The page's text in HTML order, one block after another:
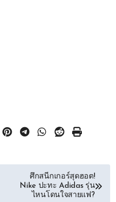
ศึกสนีกเกอร์สุดฮอต!
Nike ปะทะ Adidas รุ่น
ไหนโดนใจสายแฟ?